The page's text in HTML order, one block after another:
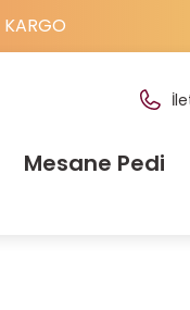
Mesane Pedi